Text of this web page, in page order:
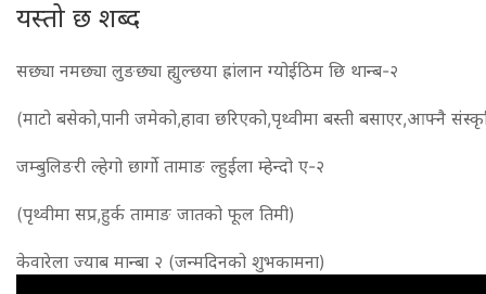
यस्तो छ शब्द
सछ्या नमछ्या लुङछ्या ह्युल्छया ह्रांलान ग्योईठिम छि थान्ब-२
(माटो बसेको,पानी जमेको,हावा छरिएको,पृथ्वीमा बस्ती बसाएर,आफ्नै
जम्बुलिङरी ल्हेगो छार्गो तामाङ ल्हुईला म्हेन्दो ए-२
(पृथ्वीमा सप्र,हुर्क तामाङ जातको फूल तिमी)
केवारेला ज्याब मान्बा २ (जन्मदिनको शुभकामना)